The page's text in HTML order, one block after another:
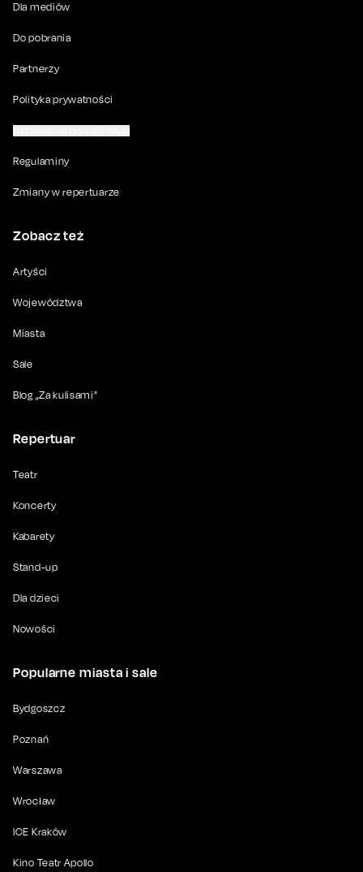
Dla mediów
Do pobrania
Partnerzy
Polityka prywatności
Regulaminy
Zmiany w repertuarze
Zobacz też
Artyści
Województwa
Miasta
Sale
Blog „Za kulisami”
Repertuar
Teatr
Koncerty
Kabarety
Stand-up
Dla dzieci
Nowości
Popularne miasta i sale
Bydgoszcz
Poznań
Warszawa
Wrocław
ICE Kraków
Kino Teatr Apollo